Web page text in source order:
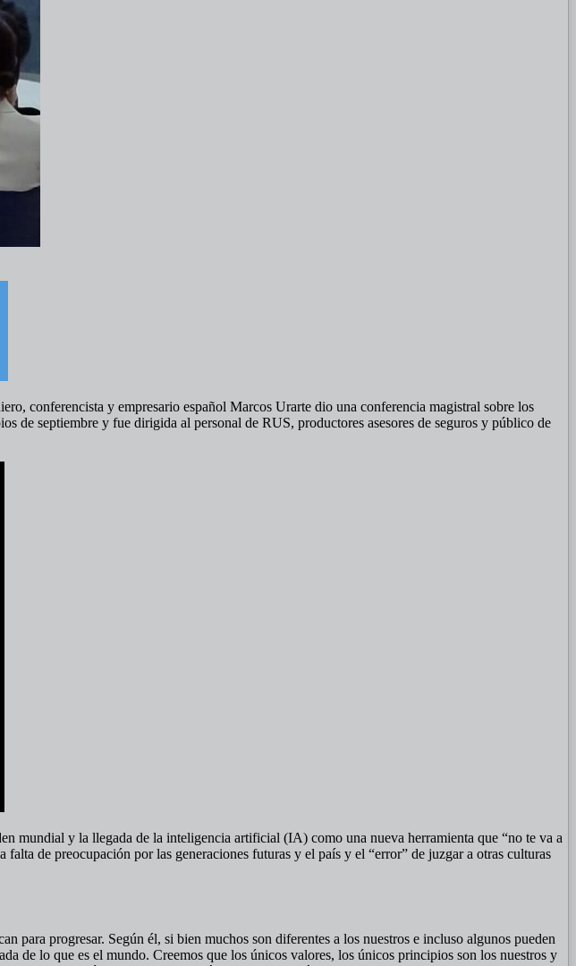
conferencista y empresario español Marcos Urarte dio una conferencia magistral sobre los
de septiembre y fue dirigida al personal de RUS, productores asesores de seguros y público de
mundial y la llegada de la inteligencia artificial (IA) como una nueva herramienta que “no te va a
de preocupación por las generaciones futuras y el país y el “error” de juzgar a otras culturas
progresar. Según él, si bien muchos son diferentes a los nuestros e incluso algunos pueden
de lo que es el mundo. Creemos que los únicos valores, los únicos principios son los nuestros y